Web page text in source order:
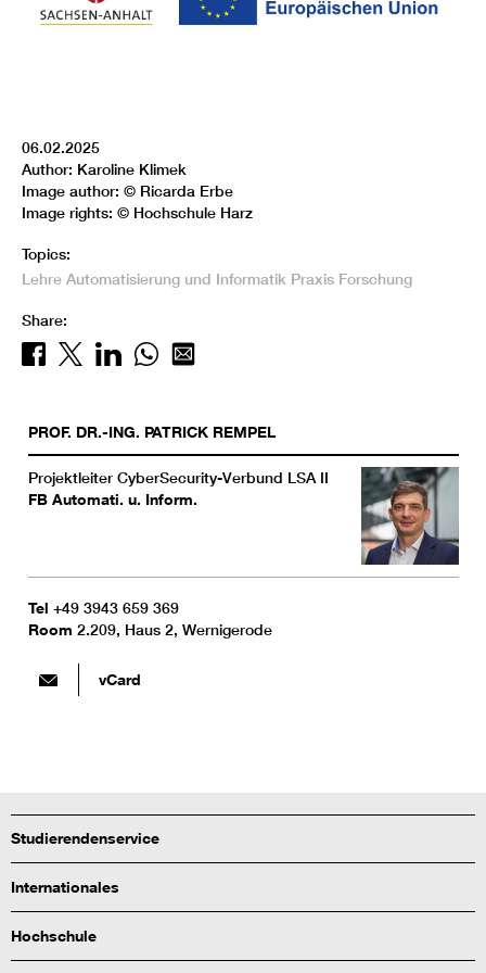
06.02.2025
Author: Karoline Klimek
Image author: © Ricarda Erbe
Image rights: © Hochschule Harz
Topics:
Lehre Automatisierung und Informatik Praxis Forschung
Share:
PROF. DR.-ING. PATRICK REMPEL
Projektleiter CyberSecurity-Verbund LSA II
FB Automati. u. Inform.
Tel +49 3943 659 369
Room 2.209, Haus 2, Wernigerode
vCard
Studierendenservice
Internationales
Hochschule